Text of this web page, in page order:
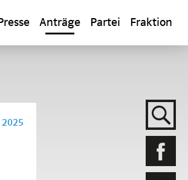
Anträge Partei Fraktion